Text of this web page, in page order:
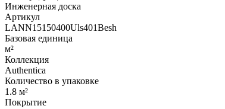
Инженерная доска
Артикул
LANN15150400Uls401Besh
Базовая единица
м²
Коллекция
Authentica
Количество в упаковке
1.8 м²
Покрытие